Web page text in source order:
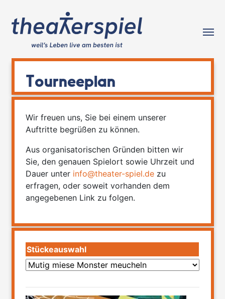
Tourneeplan
Wir freuen uns, Sie bei einem unserer
Auftritte begrüßen zu können.
Aus organisatorischen Gründen bitten wir
Sie, den genauen Spielort sowie Uhrzeit und
Dauer unter info@theater-spiel.de zu
erfragen, oder soweit vorhanden dem
angegebenen Link zu folgen.
Stückeauswahl